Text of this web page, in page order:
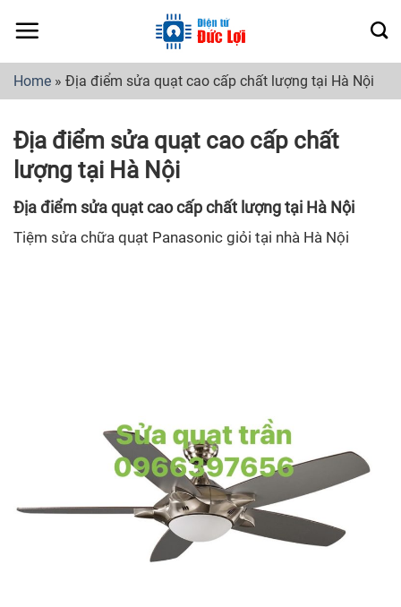
Home » Địa điểm sửa quạt cao cấp chất lượng tại Hà Nội
Địa điểm sửa quạt cao cấp chất
lượng tại Hà Nội
Địa điểm sửa quạt cao cấp chất lượng tại Hà Nội
Tiệm sửa chữa quạt Panasonic giỏi tại nhà Hà Nội